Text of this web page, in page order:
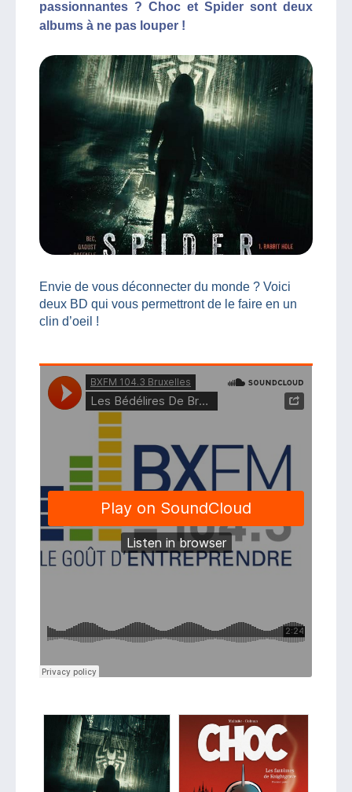
passionnantes ? Choc et Spider sont deux
albums à ne pas louper !
Envie de vous déconnecter du monde ? Voici
deux BD qui vous permettront de le faire en un
clin d’oeil !